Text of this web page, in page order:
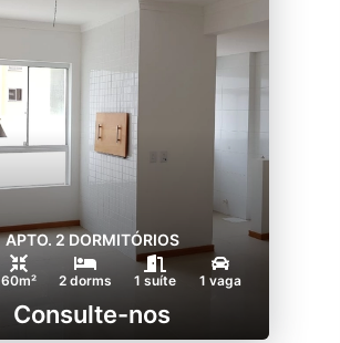
APTO. 2 DORMITÓRIOS
60m² 2 dorms 1 suíte 1 vaga
Consulte-nos